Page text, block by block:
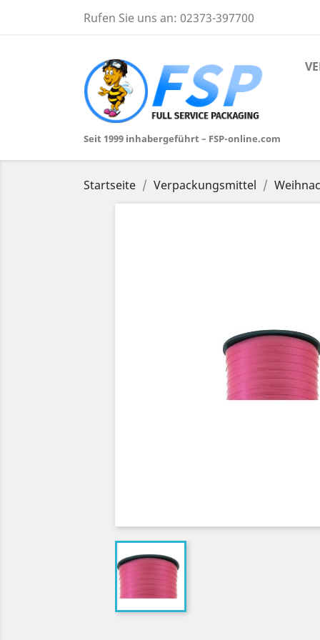
Rufen Sie uns an: 02373-397700
Seit 1999 inhabergeführt – FSP-online.com
Startseite Verpackungsmittel